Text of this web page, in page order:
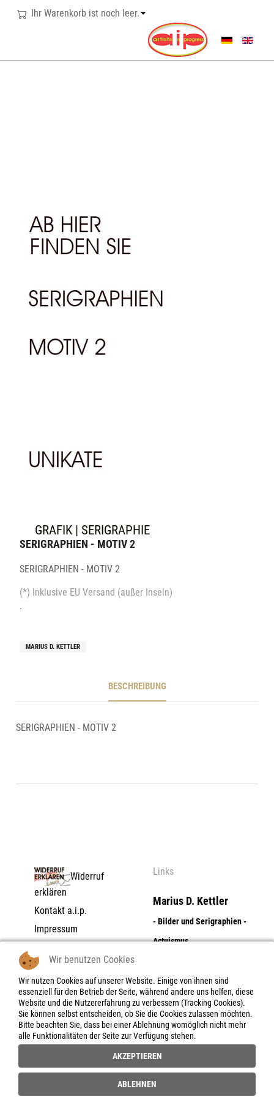
Ihr Warenkorb ist noch leer.
SPRACHE
GRAFIK | SERIGRAPHIE
SERIGRAPHIEN - MOTIV 2
SERIGRAPHIEN - MOTIV 2
(*) Inklusive EU Versand (außer Inseln)
.
MARIUS D. KETTLER
BESCHREIBUNG
SERIGRAPHIEN - MOTIV 2
Widerruf
erklären
Kontakt a.i.p.
Impressum
AGB | Zahlungs- und
Lieferbedingungen |
Widerrufsrecht
Widerrufsbelehrung |
-formular
Links
Marius D. Kettler
- Bilder und Serigraphien -
Actuismus
- Digitale Photographie -
Objektboxen - Skulpturen -
Reliefe
a.i.p. artists in progress
project space
Wir benutzen Cookies
Wir nutzen Cookies auf unserer Website. Einige von ihnen sind
essenziell für den Betrieb der Seite, während andere uns helfen, diese
Website und die Nutzererfahrung zu verbessern (Tracking Cookies).
Sie können selbst entscheiden, ob Sie die Cookies zulassen möchten.
Bitte beachten Sie, dass bei einer Ablehnung womöglich nicht mehr
alle Funktionalitäten der Seite zur Verfügung stehen.
AKZEPTIEREN
ABLEHNEN